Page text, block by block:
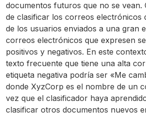
documentos futuros que no se vean.
de clasificar los correos electrónicos
de los usuarios enviados a una gran
correos electrónicos que expresen
positivos y negativos. En este
texto frecuente que tiene una alta
etiqueta negativa podría ser «Me
donde XyzCorp es el nombre de un
vez que el clasificador haya
clasificar otros documentos nuevos